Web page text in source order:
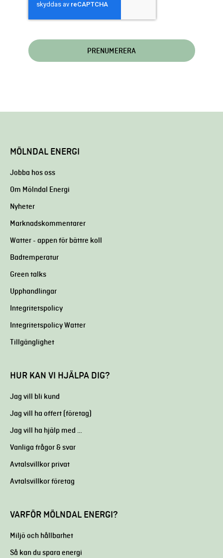
MÖLNDAL ENERGI
Jobba hos oss
Om Mölndal Energi
Nyheter
Marknadskommentarer
Watter - appen för bättre koll
Badtemperatur
Green talks
Upphandlingar
Integritetspolicy
Integritetspolicy Watter
Tillgänglighet
HUR KAN VI HJÄLPA DIG?
Jag vill bli kund
Jag vill ha offert (företag)
Jag vill ha hjälp med …
Vanliga frågor & svar
Avtalsvillkor privat
Avtalsvillkor företag
VARFÖR MÖLNDAL ENERGI?
Miljö och hållbarhet
Så kan du spara energi